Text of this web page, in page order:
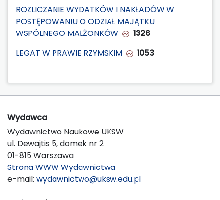
ROZLICZANIE WYDATKÓW I NAKŁADÓW W
POSTĘPOWANIU O ODZIAŁ MAJĄTKU
WSPÓLNEGO MAŁŻONKÓW
1326
LEGAT W PRAWIE RZYMSKIM
1053
Wydawca
Wydawnictwo Naukowe UKSW
ul. Dewajtis 5, domek nr 2
01-815 Warszawa
Strona WWW Wydawnictwa
e-mail: wydawnictwo@uksw.edu.pl